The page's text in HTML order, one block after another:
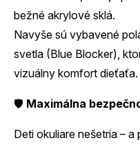
bežné akrylové sklá.
Navyše sú vybavené
svetla (Blue Blocker),
vizuálny komfort dieťaťa.
🛡️ Maximálna
Deti okuliare nešetria –